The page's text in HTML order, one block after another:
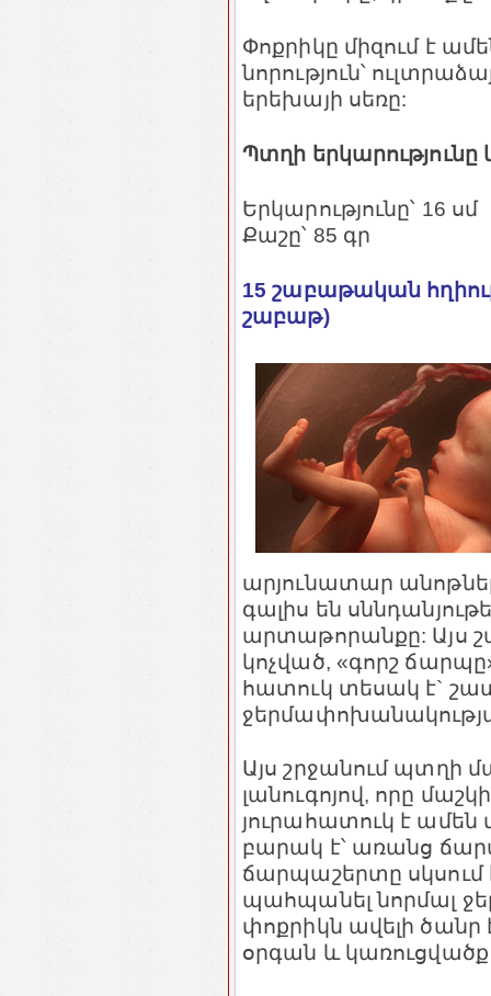
Փոքրիկը միզում է
նորություն՝
երեխայի սեռը:
Պտղի երկարությունը
Երկարությունը՝ 16 սմ
Քաշը՝ 85 գր
15 շաբաթական
շաբաթ)
արյունատար
գալիս են
արտաթորանքը: Այս
կոչված, «գորշ
հատուկ տեսակ է`
Այս շրջանում պտղի
լանուգոյով, որը
յուրահատուկ է
բարակ է՝ առանց
ճարպաշերտը սկսում
պահպանել նորմալ
փոքրիկն ավելի ծանր
օրգան և կառուցվածք